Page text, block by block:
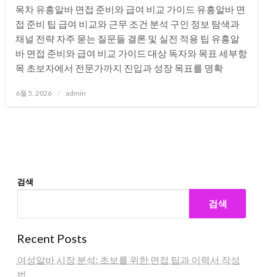
목차 유흥알바 면접 준비와 급여 비교 가이드 유흥알바 면
접 준비 팁 급여 비교와 근무 조건 분석 구인 정보 탐색과
채널 전략 자주 묻는 질문들 결론 및 실전 적용 팁 유흥알
바 면접 준비와 급여 비교 가이드 대상 독자와 목표 세부항
목 초보자에서 전문가까지 진입과 성장 목표를 명확
Posted
6월 5, 2026 admin
검색
검색
Recent Posts
여성알바 시장 분석: 초보를 위한 면접 팁과 이력서 작성
법